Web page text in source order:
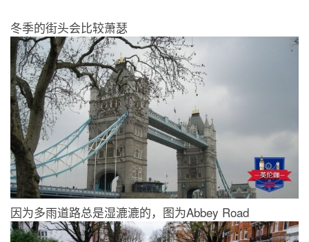
冬季的街头会比较萧瑟
因为多雨道路总是湿漉漉的，图为Abbey Road